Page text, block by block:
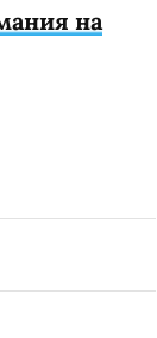
на